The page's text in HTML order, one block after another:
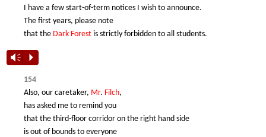
I have a few start-of-term notices I wish to announce.
The first years, please note
that the Dark Forest is strictly forbidden to all students.
Vm P
154
Also, our caretaker, Mr. Filch,
has asked me to remind you
that the third-floor corridor on the right hand side
is out of bounds to everyone